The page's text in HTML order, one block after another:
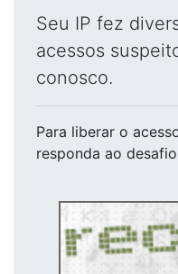
Seu IP fez
acessos
conosco.
Para liberar o
responda ao